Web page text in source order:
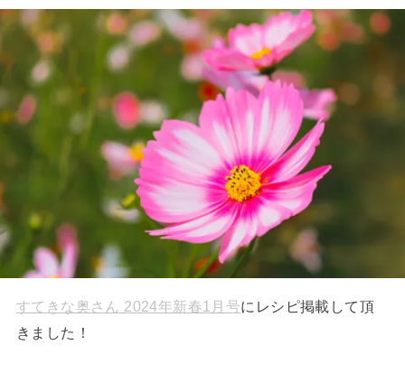
すてきな奥さん 2024年新春1月号にレシピ掲載して頂
きました！